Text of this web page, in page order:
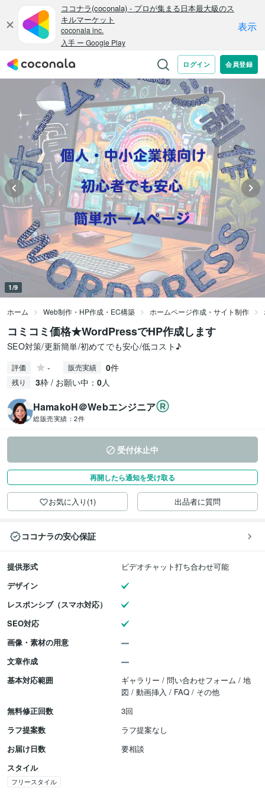
1/9
ホーム Web制作・HP作成・EC構築 ホームページ作成・サイト制作
コミコミ価格★WordPressでHP作成します
SEO対策/更新簡単/初めてでも安心/低コスト♪
評価 - 販売実績 0件
残り 3枠 / お願い中： 0人
HamakoH＠Webエンジニア
総販売実績： 2件
受付休止中
再開したら通知を受け取る
お気に入り(1) 出品者に質問
ココナラの安心保証
提供形式
ビデオチャット打ち合わせ可能
デザイン
レスポンシブ（スマホ対応）
SEO対応
画像・素材の用意
文章作成
基本対応範囲
ギャラリー / 問い合わせフォーム / 地
図 / 動画挿入 / FAQ / その他
無料修正回数
3回
ラフ提案数
ラフ提案なし
お届け日数
要相談
スタイル
フリースタイル